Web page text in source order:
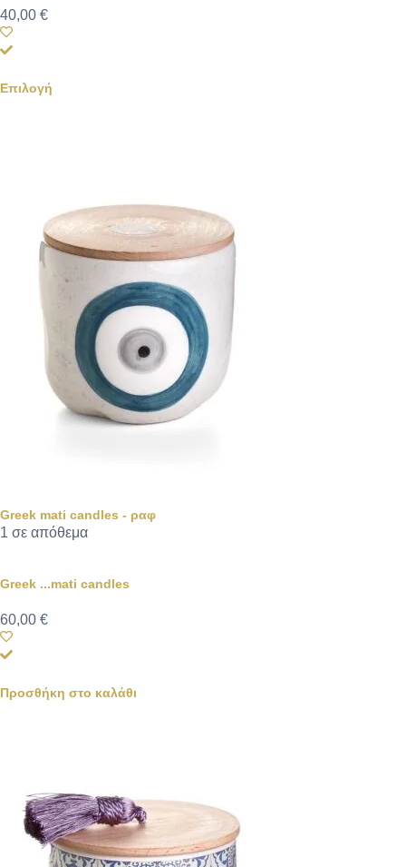
40,00 €
Επιλογή
Greek mati candles - ραφ
1 σε απόθεμα
Greek ...mati candles
60,00 €
Προσθήκη στο καλάθι